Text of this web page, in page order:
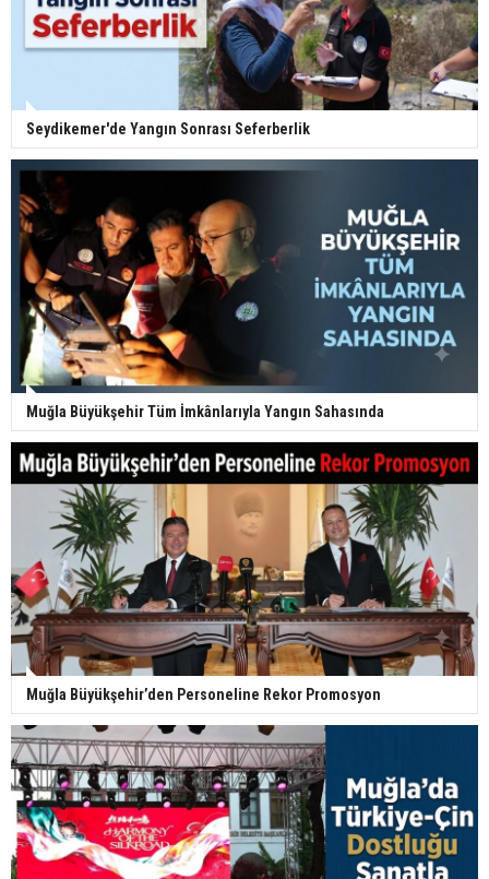
Seydikemer'de Yangın Sonrası Seferberlik
Muğla Büyükşehir Tüm İmkânlarıyla Yangın Sahasında
Muğla Büyükşehir’den Personeline Rekor Promosyon